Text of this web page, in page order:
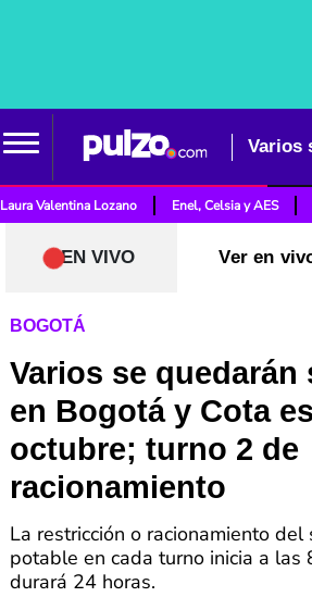
Laura Valentina Lozano Enel, Celsia y AES
EN VIVO Ver en
BOGOTÁ
Varios se quedarán
en Bogotá y Cota
octubre; turno 2 de
racionamiento
La restricción o racionamiento del
potable en cada turno inicia a las
durará 24 horas.